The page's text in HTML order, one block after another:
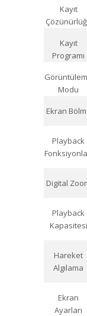
Kayıt
Kayıt
Programı
Modu
Ekran
Playback
Digital
Playback
Kapasitesi
Hareket
Algılama
Ekran
Ayarları